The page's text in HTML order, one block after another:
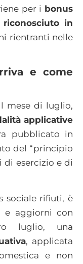
per i bonus
riconosciuto in
rientranti nelle
e come
mese di luglio,
applicative
pubblicato in
del “principio
esercizio e di
sociale rifiuti, è
e aggiorni con
luglio, una
, applicata
e non